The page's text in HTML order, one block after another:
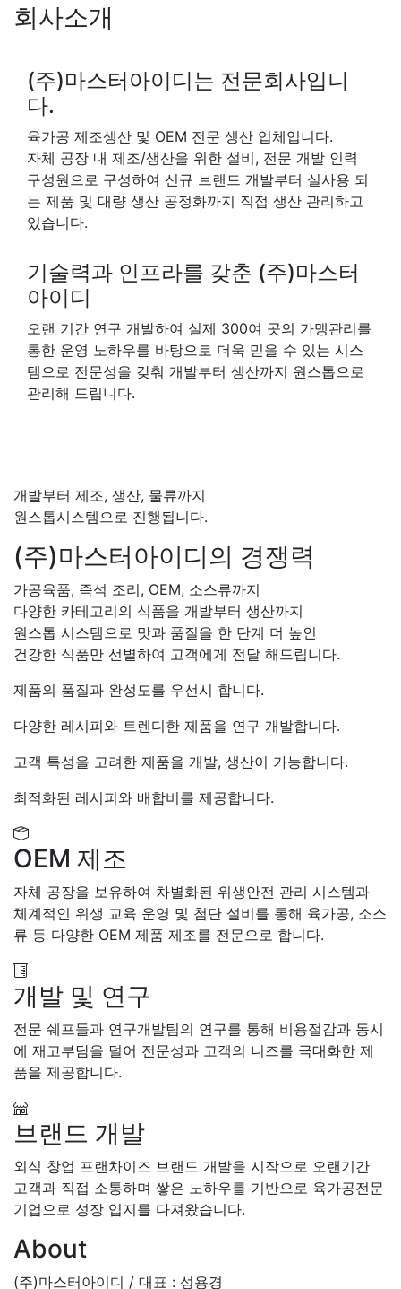
회사소개
(주)마스터아이디는 전문회사입니
다.
육가공 제조생산 및 OEM 전문 생산 업체입니다.
자체 공장 내 제조/생산을 위한 설비, 전문 개발 인력
구성원으로 구성하여 신규 브랜드 개발부터 실사용 되
는 제품 및 대량 생산 공정화까지 직접 생산 관리하고
있습니다.
기술력과 인프라를 갖춘 (주)마스터
아이디
오랜 기간 연구 개발하여 실제 300여 곳의 가맹관리를
통한 운영 노하우를 바탕으로 더욱 믿을 수 있는 시스
템으로 전문성을 갖춰 개발부터 생산까지 원스톱으로
관리해 드립니다.
개발부터 제조, 생산, 물류까지
원스톱시스템으로 진행됩니다.
(주)마스터아이디의 경쟁력
가공육품, 즉석 조리, OEM, 소스류까지
다양한 카테고리의 식품을 개발부터 생산까지
원스톱 시스템으로 맛과 품질을 한 단계 더 높인
건강한 식품만 선별하여 고객에게 전달 해드립니다.
제품의 품질과 완성도를 우선시 합니다.
다양한 레시피와 트렌디한 제품을 연구 개발합니다.
고객 특성을 고려한 제품을 개발, 생산이 가능합니다.
최적화된 레시피와 배합비를 제공합니다.
OEM 제조
자체 공장을 보유하여 차별화된 위생안전 관리 시스템과
체계적인 위생 교육 운영 및 첨단 설비를 통해 육가공, 소스
류 등 다양한 OEM 제품 제조를 전문으로 합니다.
개발 및 연구
전문 쉐프들과 연구개발팀의 연구를 통해 비용절감과 동시
에 재고부담을 덜어 전문성과 고객의 니즈를 극대화한 제
품을 제공합니다.
브랜드 개발
외식 창업 프랜차이즈 브랜드 개발을 시작으로 오랜기간
고객과 직접 소통하며 쌓은 노하우를 기반으로 육가공전문
기업으로 성장 입지를 다져왔습니다.
About
(주)마스터아이디 / 대표 : 성용경